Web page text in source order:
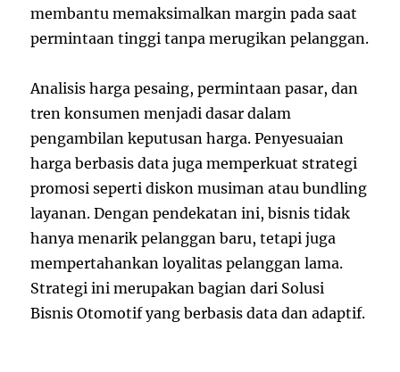
membantu memaksimalkan margin pada saat
permintaan tinggi tanpa merugikan pelanggan.
Analisis harga pesaing, permintaan pasar, dan
tren konsumen menjadi dasar dalam
pengambilan keputusan harga. Penyesuaian
harga berbasis data juga memperkuat strategi
promosi seperti diskon musiman atau bundling
layanan. Dengan pendekatan ini, bisnis tidak
hanya menarik pelanggan baru, tetapi juga
mempertahankan loyalitas pelanggan lama.
Strategi ini merupakan bagian dari Solusi
Bisnis Otomotif yang berbasis data dan adaptif.